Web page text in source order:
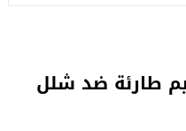
طارئة ضد شلل